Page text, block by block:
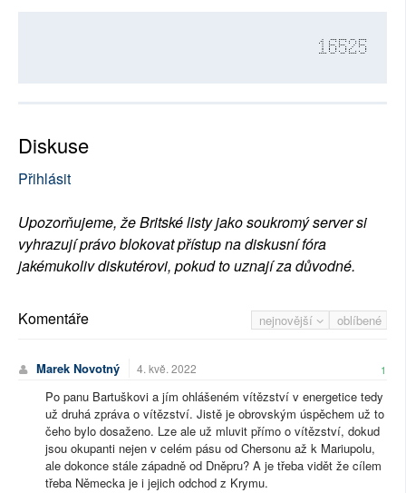
16525
Diskuse
Přihlásit
Upozorňujeme, že Britské listy jako soukromý server si
vyhrazují právo blokovat přístup na diskusní fóra
jakémukoliv diskutérovi, pokud to uznají za důvodné.
nejnovější oblíbené
Komentáře
Marek Novotný 4. kvě. 2022 1
Po panu Bartuškovi a jím ohlášeném vítězství v energetice tedy
už druhá zpráva o vítězství. Jistě je obrovským úspěchem už to
čeho bylo dosaženo. Lze ale už mluvit přímo o vítězství, dokud
jsou okupanti nejen v celém pásu od Chersonu až k Mariupolu,
ale dokonce stále západně od Dněpru? A je třeba vidět že cílem
třeba Německa je i jejich odchod z Krymu.